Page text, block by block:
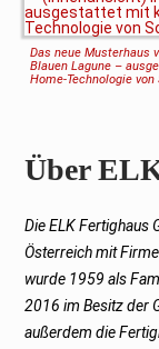
Das neue Musterhaus
Blauen Lagune –
Home-Technologie
Über
Die ELK Fertighaus
Österreich mit
wurde 1959 als
2016 im Besitz der
außerdem die